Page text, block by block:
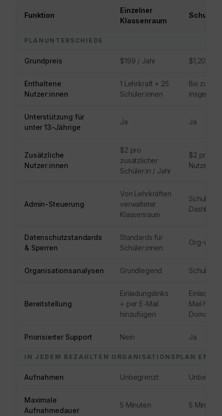
Funktion
Einzelner
Klassenraum
Schule
PLANUNTERSCHIEDE
Grundpreis $199 / Jahr $1,200 /
Enthaltene
Nutzer:innen
1 Lehrkraft + 25
Schüler:innen
Bis zu
insgesamt
Unterstützung für
unter 13-Jährige
Ja Ja
Zusätzliche
Nutzer:innen
$2 pro
zusätzlicher
Schüler:in / Jahr
$2 pro
Nutzer:in
Admin-Steuerung
Von Lehrkräften
verwalteter
Klassenraum
Datenschutzstandards
& Sperren
Standards für
Schüler:innen
Org-
Organisationsanalysen Grundlegend Schulweit
Bereitstellung
Einladungslinks
+ per E-Mail
hinzufügen
Mail
Domain-
Priorisierter Support Nein Ja
IN JEDEM BEZAHLTEN ORGANISATIONSPLAN
Aufnahmen Unbegrenzt
Maximale
Aufnahmedauer
5 Minuten 5 Minuten